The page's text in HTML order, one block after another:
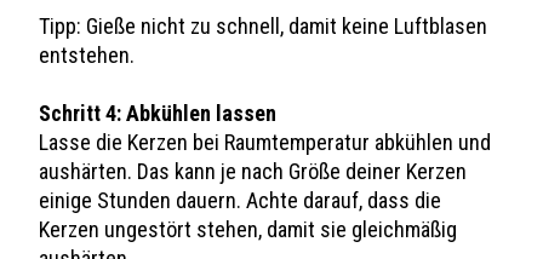
Tipp: Gieße nicht zu schnell, damit keine Luftblasen
entstehen.
Schritt 4: Abkühlen lassen
Lasse die Kerzen bei Raumtemperatur abkühlen und
aushärten. Das kann je nach Größe deiner Kerzen
einige Stunden dauern. Achte darauf, dass die
Kerzen ungestört stehen, damit sie gleichmäßig